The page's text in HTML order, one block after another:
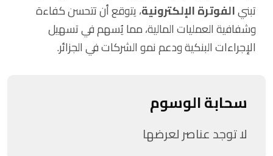
تبنيالفوترة الإلكترونية، يتوقع أن تتحسن كفاءة
وشفافية العمليات المالية، مما يُسهم في تسهيل
الإجراءات البنكية ودعم نمو الشركات في الجزائر.
سحابة الوسوم
لا توجد عناصر لعرضها